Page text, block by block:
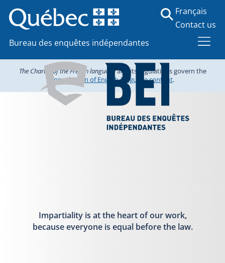
Bureau des enquêtes indépendantes
Français
Contact us
The Charter of the French languageand its regulations govern the
consultation of English-language content.
Impartiality is at the heart of our work,
because everyone is equal before the law.